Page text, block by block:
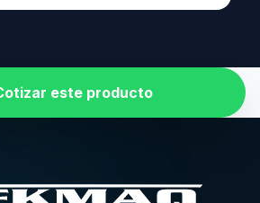
este producto